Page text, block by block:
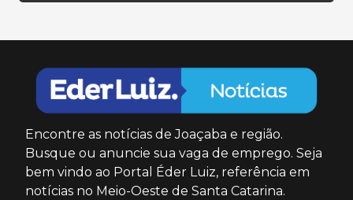
Encontre as notícias de Joaçaba e região.
Busque ou anuncie sua vaga de emprego. Seja
bem vindo ao Portal Éder Luiz, referência em
notícias no Meio-Oeste de Santa Catarina.